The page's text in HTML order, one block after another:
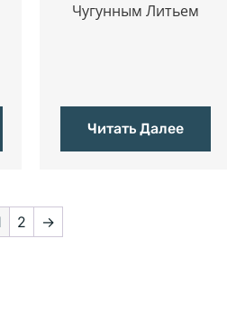
Чугунным Литьем
Читать Далее
2 →